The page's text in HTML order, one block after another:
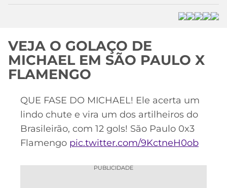
CÓDIGO
DE
INDICAÇÃO
CÓDIGO
BETANO
MELHORES
CORINTHIANS
SÃO
SANTOS
FLAMENGO
FLUMINENSE
LIBERTADORES
DO
BRASIL
PREMIER
LEAGUE
MERCADO
DA
BOLA
PALPITES
VEJA O GOLAÇO DE
MICHAEL EM SÃO PAULO X
FLAMENGO
QUE FASE DO MICHAEL! Ele acerta um
lindo chute e vira um dos artilheiros do
Brasileirão, com 12 gols! São Paulo 0x3
Flamengo pic.twitter.com/9KctneH0ob
PUBLICIDADE